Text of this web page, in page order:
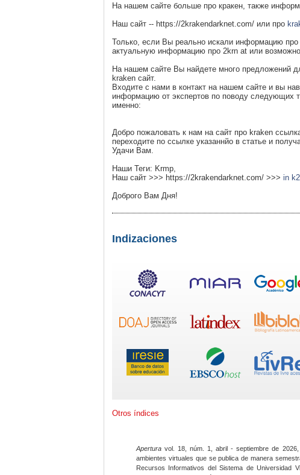
На нашем сайте больше про кракен, также
Наш сайт -- https://2krakendarknet.com/ или про
Только, если Вы реально искали информацию
актуальную информацию про 2krn at или возможно
На нашем сайте Вы найдете много предложений
kraken сайт.
Входите с нами в контакт на нашем сайте и вы
информацию от экспертов по поводу
именно:
Добро пожаловать к нам на сайт про kraken
переходите по ссылке указаннйо в статье и
Удачи Вам.
Наши Теги: Krmp,
Наш сайт >>> https://2krakendarknet.com/ >>> in
Доброго Вам Дня!
Indizaciones
Otros índices
Apertura vol. 18, núm. 1, abril - septiembre de
ambientes virtuales que se publica de manera
Recursos Informativos del Sistema de Universidad